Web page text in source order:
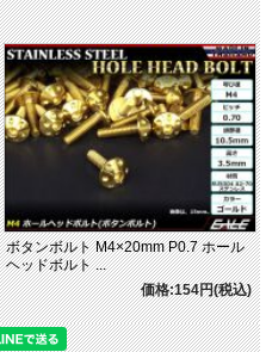
ボタンボルト M4×20mm P0.7 ホール
ヘッドボルト ...
価格:154円(税込)